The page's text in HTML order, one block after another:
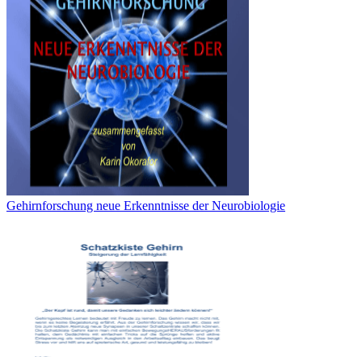
Gehirnforschung neue Erkenntnisse der Neurobiologie